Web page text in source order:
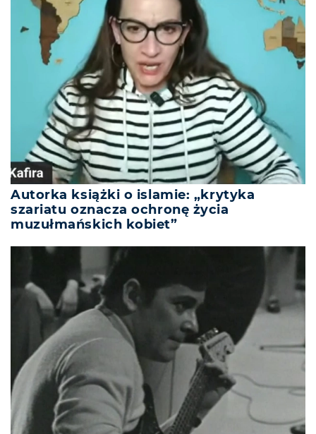
Autorka książki o islamie: „krytyka
szariatu oznacza ochronę życia
muzułmańskich kobiet”